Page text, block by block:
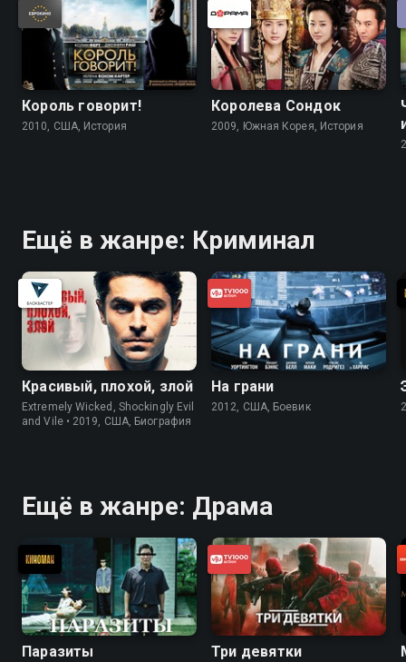
Король говорит!
2010, США, История
Королева Сондок
2009, Южная Корея, История
Ещё в жанре: Криминал
Красивый, плохой, злой
Extremely Wicked, Shockingly Evil
and Vile • 2019, США, Биография
На грани
2012, США, Боевик
Ещё в жанре: Драма
Паразиты Три девятки